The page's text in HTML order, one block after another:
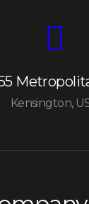
Kensington,